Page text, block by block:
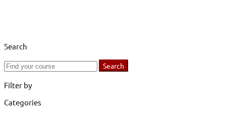
Search
Search
Search
Filter by
Categories